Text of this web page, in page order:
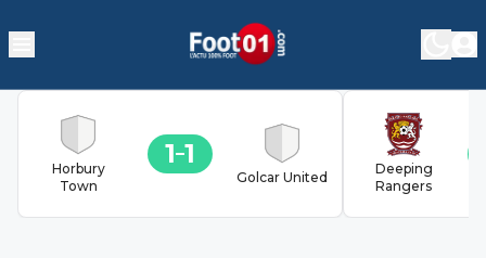
Horbury
Town
1 1
Golcar United
Deeping
Rangers